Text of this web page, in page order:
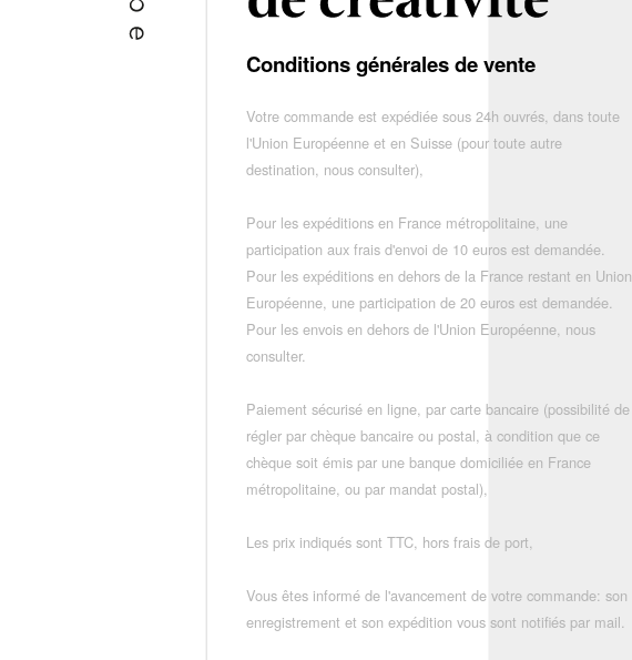
Conditions générales de vente
Votre commande est expédiée sous 24h ouvrés, dans toute
l'Union Européenne et en Suisse (pour toute autre
destination, nous consulter),
Pour les expéditions en France métropolitaine, une
participation aux frais d'envoi de 10 euros est demandée.
Pour les expéditions en dehors de la France restant en Union
Européenne, une participation de 20 euros est demandée.
Pour les envois en dehors de l'Union Européenne, nous
consulter.
Paiement sécurisé en ligne, par carte bancaire (possibilité de
régler par chèque bancaire ou postal, à condition que ce
chèque soit émis par une banque domiciliée en France
métropolitaine, ou par mandat postal),
Les prix indiqués sont TTC, hors frais de port,
Vous êtes informé de l'avancement de votre commande: son
enregistrement et son expédition vous sont notifiés par mail.